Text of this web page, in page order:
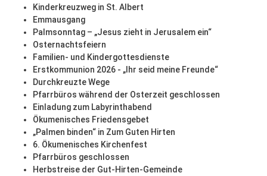
Kinderkreuzweg in St. Albert
Emmausgang
Palmsonntag – „Jesus zieht in Jerusalem ein“
Osternachtsfeiern
Familien- und Kindergottesdienste
Erstkommunion 2026 - „Ihr seid meine Freunde“
Durchkreuzte Wege
Pfarrbüros während der Osterzeit geschlossen
Einladung zum Labyrinthabend
Ökumenisches Friedensgebet
„Palmen binden“ in Zum Guten Hirten
6. Ökumenisches Kirchenfest
Pfarrbüros geschlossen
Herbstreise der Gut-Hirten-Gemeinde